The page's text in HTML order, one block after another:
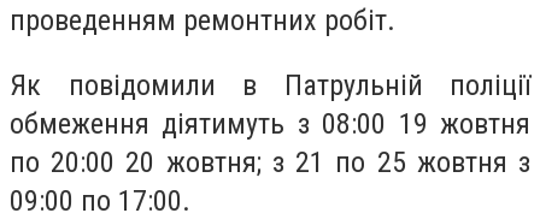
проведенням ремонтних робіт.
Як повідомили в Патрульній поліції
обмеження діятимуть з 08:00 19 жовтня
по 20:00 20 жовтня; з 21 по 25 жовтня з
09:00 по 17:00.